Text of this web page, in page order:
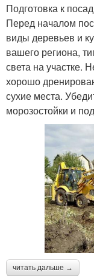
Подготовка к
Перед началом
виды деревьев и
вашего региона,
света на участке.
хорошо
сухие места.
морозостойки и
читать дальше →